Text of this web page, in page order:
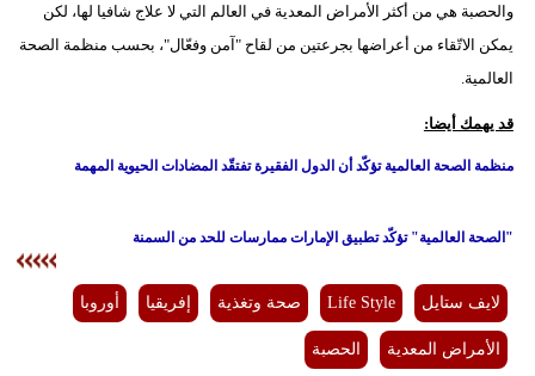
والحصبة هي من أكثر الأمراض المعدية في العالم التي لا علاج شافيا لها، لكن
يمكن الاتّقاء من أعراضها بجرعتين من لقاح "آمن وفعّال"، بحسب منظمة الصحة
العالمية.
قد يهمك أيضا:
منظمة الصحة العالمية تؤكّد أن الدول الفقيرة تفتقّد المضادات الحيوية المهمة
"الصحة العالمية" تؤكّد تطبيق الإمارات ممارسات للحد من السمنة
لايف ستايل Life Style صحة وتغذية إفريقيا أوروبا
الأمراض المعدية الحصبة